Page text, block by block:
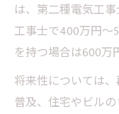
は、第二種電気工
工事士で400万円〜
を持つ場合は600万
将来性については
普及、住宅やビル